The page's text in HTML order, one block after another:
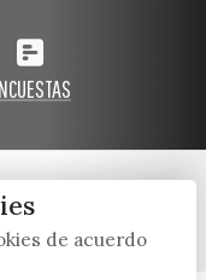
instagram
de acuerdo